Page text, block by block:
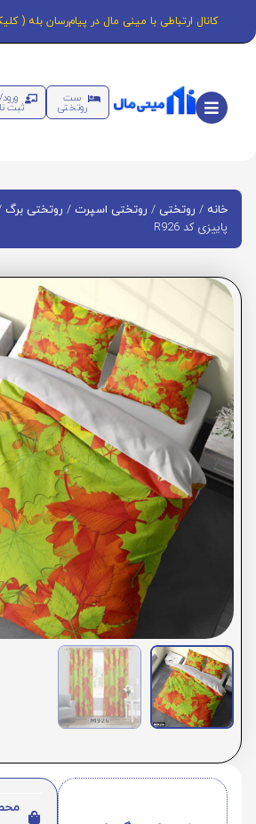
کانال ارتباطی با مینی مال در پیام‌رسان بله ( کلیک کنید)
ست
روتختی
ورود/
ثبت
خانه / روتختی / روتختی اسپرت / روتختی برگ
پاییزی کد R926